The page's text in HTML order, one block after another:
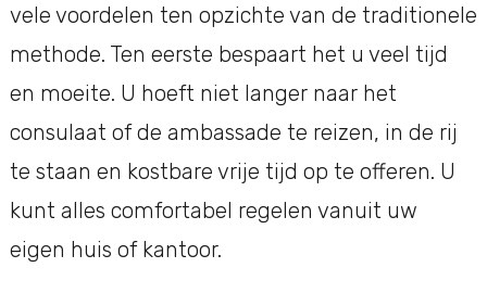
vele voordelen ten opzichte van de traditionele
methode. Ten eerste bespaart het u veel tijd
en moeite. U hoeft niet langer naar het
consulaat of de ambassade te reizen, in de rij
te staan en kostbare vrije tijd op te offeren. U
kunt alles comfortabel regelen vanuit uw
eigen huis of kantoor.